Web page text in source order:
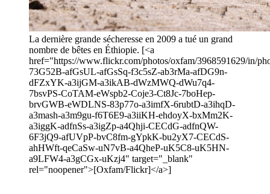
La dernière grande sécheresse en 2009 a tué un grand
nombre de bêtes en Éthiopie. [<a
href="https://www.flickr.com/photos/oxfam/3968591629/in/
73G52B-afGsUL-afGsSq-f3c5sZ-ab3rMa-afDG9n-
dFZxYK-a3ijGM-a3ikAB-dWzMWQ-dWu7q4-
7bsvPS-CoTAM-eWspb2-Coje3-Ct8Jc-7boHep-
brvGWB-eWDLNS-83p77o-a3imfX-6rubtD-a3ihqD-
a3mash-a3m9gu-f6T6E9-a3iiKH-ehdoyX-bxMm2K-
a3iggK-adfnSs-a3igZp-a4Qhji-CECdG-adfnQW-
6F3jQ9-afUVpP-bvC8fm-gYpkK-bu2yX7-CECdS-
ahHWft-qeCaSw-uN7vB-a4QheP-uK5C8-uK5HN-
a9LFW4-a3gCGx-uKzj4" target="_blank"
rel="noopener">[Oxfam/Flickr]</a>]